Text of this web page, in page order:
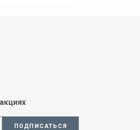
ПОДПИСАТЬСЯ